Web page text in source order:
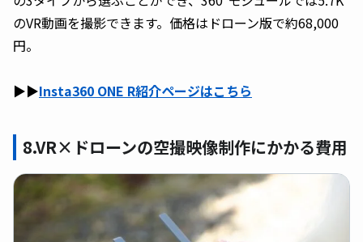
のVR動画を撮影できます。価格はドローン版で約68,000
円。
▶︎▶︎Insta360 ONE R紹介ページはこちら
8.VR×ドローンの空撮映像制作にかかる費用